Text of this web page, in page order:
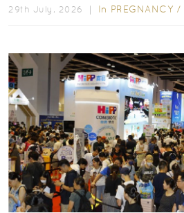
29th July, 2026 ｜ In PREGNANCY /